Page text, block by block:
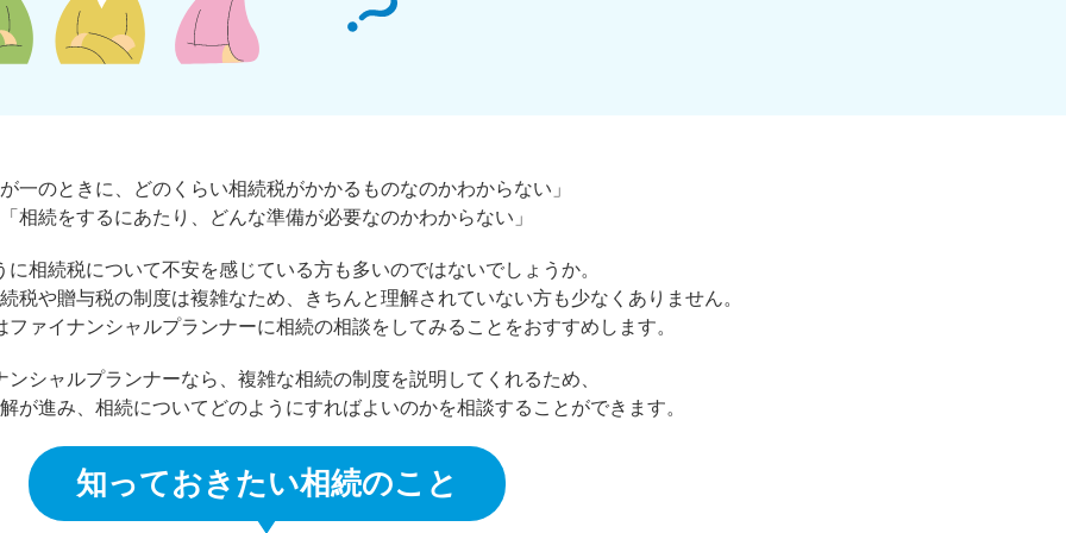
一のときに、どのくらい相続税がかかるものなのかわからない」
「相続をするにあたり、どんな準備が必要なのかわからない」
に相続税について不安を感じている方も多いのではないでしょうか。
税や贈与税の制度は複雑なため、きちんと理解されていない方も少なくありません。
ファイナンシャルプランナーに相続の相談をしてみることをおすすめします。
ンシャルプランナーなら、複雑な相続の制度を説明してくれるため、
が進み、相続についてどのようにすればよいのかを相談することができます。
知っておきたい相続のこと